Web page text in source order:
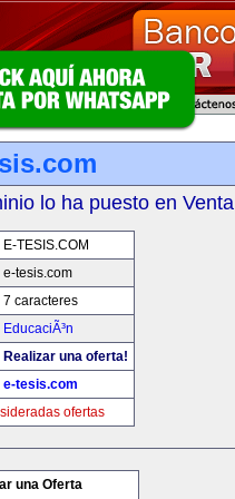
lo ha puesto en Venta
E-TESIS.COM
e-tesis.com
7 caracteres
EducaciÃ³n
Realizar una oferta!
e-tesis.com
ofertas
una Oferta